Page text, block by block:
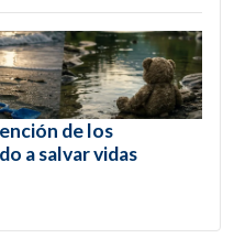
de los
a salvar vidas